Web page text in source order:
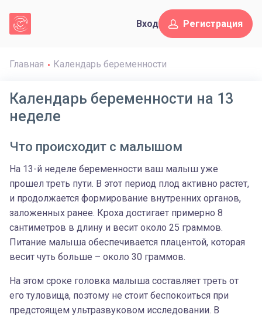
Вход Регистрация
Главная Календарь беременности
Календарь беременности на 13
неделе
Что происходит с малышом
На 13-й неделе беременности ваш малыш уже
прошел треть пути. В этот период плод активно растет,
и продолжается формирование внутренних органов,
заложенных ранее. Кроха достигает примерно 8
сантиметров в длину и весит около 25 граммов.
Питание малыша обеспечивается плацентой, которая
весит чуть больше – около 30 граммов.
На этом сроке головка малыша составляет треть от
его туловища, поэтому не стоит беспокоиться при
предстоящем ультразвуковом исследовании. В